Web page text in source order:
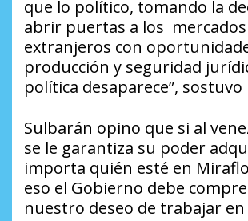
que lo político, tomando la
abrir puertas a los
extranjeros con
producción y seguridad
política desaparece”, sostuvo
Sulbarán opino que si al
se le garantiza su poder
importa quién esté en
eso el Gobierno debe
nuestro deseo de trabajar en